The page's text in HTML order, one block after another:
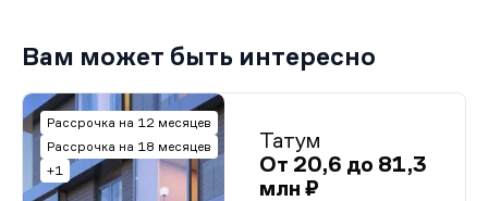
Вам может быть интересно
Рассрочка на 12 месяцев
Рассрочка на 18 месяцев
+1
Татум
От 20,6 до 81,3
млн ₽